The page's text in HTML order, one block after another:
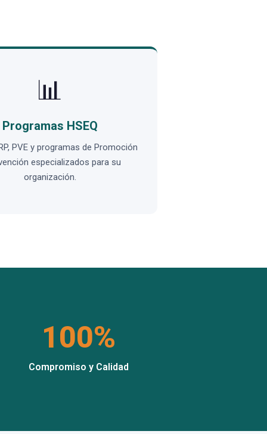
📊
Programas HSEQ
PVE y programas de Promoción
especializados para su
organización.
100%
Compromiso y Calidad